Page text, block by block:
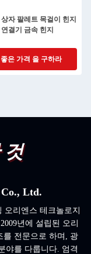
자 팔레트 목걸이 힌지
결기 금속 힌지
은 가격 을 구하라
것
Ltd.
리엔스 테크놀로지
년에 설립된 오리
를 전문으로 하며, 광
야를 다룹니다. 엄격